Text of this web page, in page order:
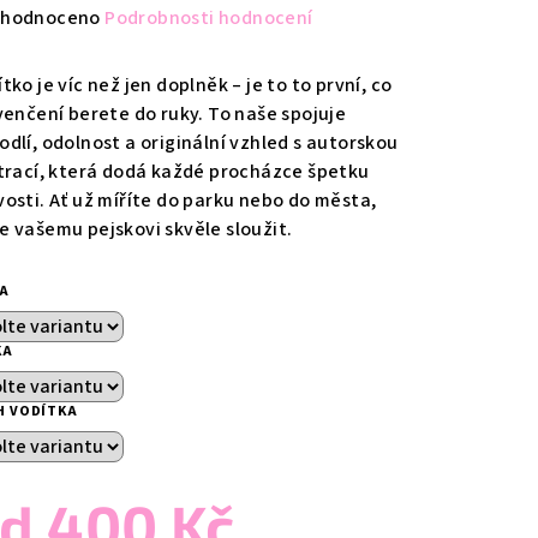
Podrobnosti hodnocení
je víc než jen doplněk – je to to první, co
berete do ruky. To naše spojuje
odolnost a originální vzhled s autorskou
která dodá každé procházce špetku
Ať už míříte do parku nebo do města,
vašemu pejskovi skvěle sloužit.
VODÍTKA